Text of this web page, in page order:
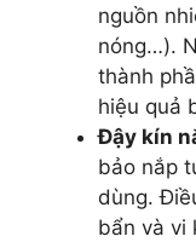
nguồn
nóng…).
thành
hiệu quả
Đậy kín
bảo nắp
dùng.
bẩn và vi